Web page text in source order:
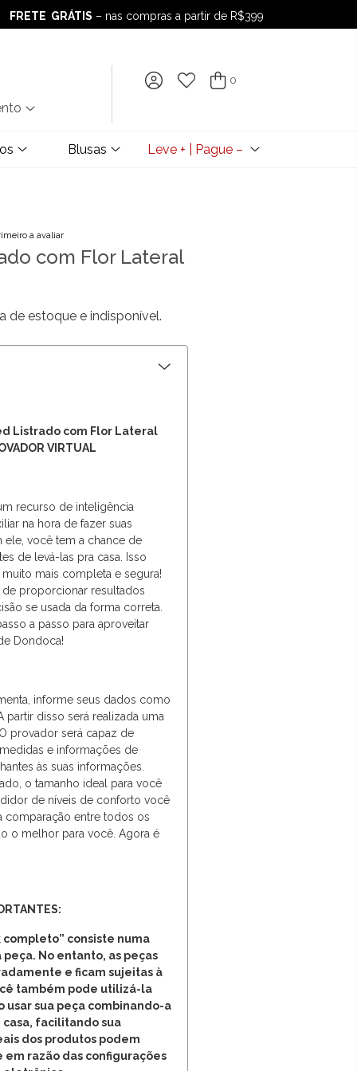
FRETE GRÁTIS – nas compras a partir de R$399
FRETE GRÁTIS– nas compras a partir de R$399
0
Blusas Leve + | Pague –
a avaliar
com Flor Lateral
de estoque e indisponível.
Listrado com Flor Lateral
VIRTUAL
recurso de inteligência
na hora de fazer suas
ele, você tem a chance de
de levá-las pra casa. Isso
mais completa e segura!
de proporcionar resultados
se usada da forma correta.
a passo para aproveitar
Dondoca!
informe seus dados como
partir disso será realizada uma
provador será capaz de
e informações de
às suas informações.
o tamanho ideal para você
de níveis de conforto você
comparação entre todos os
o melhor para você. Agora é
completo” consiste numa
No entanto, as peças
e ficam sujeitas à
também pode utilizá-la
usar sua peça combinando-a
casa, facilitando sua
dos produtos podem
razão das configurações